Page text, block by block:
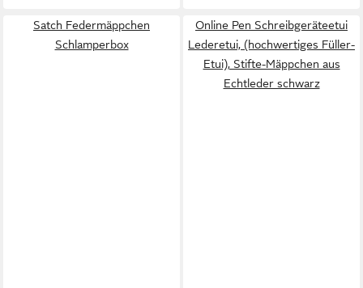
Satch Federmäppchen
Schlamperbox
Online Pen Schreibgeräteetui
Lederetui, (hochwertiges Füller-
Etui), Stifte-Mäppchen aus
Echtleder schwarz